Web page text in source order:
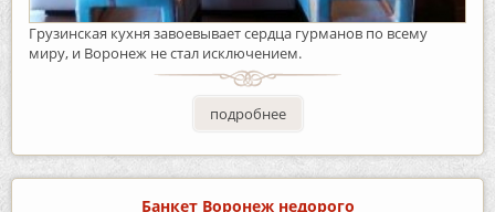
Грузинская кухня завоевывает сердца гурманов по всему
миру, и Воронеж не стал исключением.
подробнее
Банкет Воронеж недорого